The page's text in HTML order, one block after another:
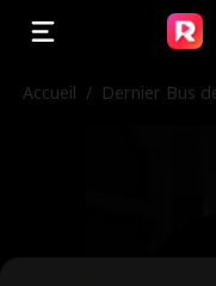
Accueil / Dernier Bus